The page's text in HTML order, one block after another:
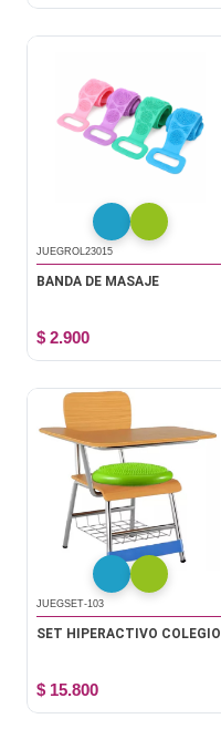
JUEGROL23015
BANDA DE MASAJE
$ 2.900
JUEGSET-103
SET HIPERACTIVO COLEGIO
$ 15.800